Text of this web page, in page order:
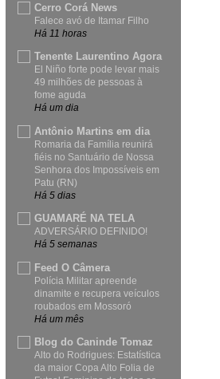
Cerro Corá News
Falece avó de Itamar Filho
Há 11 horas
Tenente Laurentino Agora
El Niño forte pode levar mais
49 milhões de pessoas à
fome aguda
Há um dia
Antônio Martins em dia
Romaria da Família reunirá
fiéis no Santuário de Nossa
Senhora dos Impossíveis em
Patu (RN)
Há 5 dias
GUAMARÉ NA TELA
ADVERSÁRIO DEFINIDO!
Há 5 semanas
Feed O Câmera
Polícia Militar apreende
dinamite e recupera veículos
roubados em Mossoró
Há um mês
Blog do Caninde Tomaz
Alto do Rodrigues: Estatística
da maior Copa Alto Folia de